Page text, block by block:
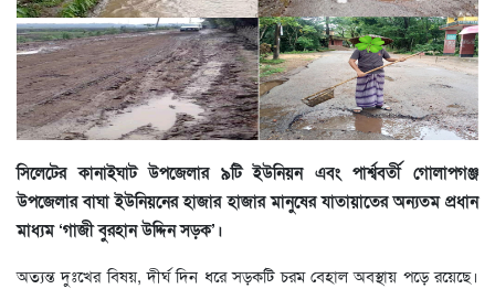
সিলেটের কানাইঘাট উপজেলার ৯টি ইউনিয়ন এবং পার্শ্ববর্তী গোলাপগঞ্জ
উপজেলার বাঘা ইউনিয়নের হাজার হাজার মানুষের যাতায়াতের অন্যতম প্রধান
মাধ্যম ‘গাজী বুরহান উদ্দিন সড়ক’।
অত্যন্ত দুঃখের বিষয়, দীর্ঘ দিন ধরে সড়কটি চরম বেহাল অবস্থায় পড়ে রয়েছে।